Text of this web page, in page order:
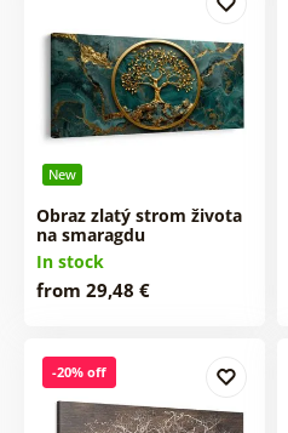
New
Obraz zlatý strom života
na smaragdu
In stock
from 29,48 €
-20% off